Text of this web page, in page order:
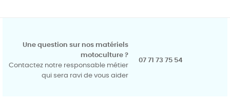
Une question sur nos matériels
motoculture ?
Contactez notre responsable métier
qui sera ravi de vous aider
07 71 73 75 54